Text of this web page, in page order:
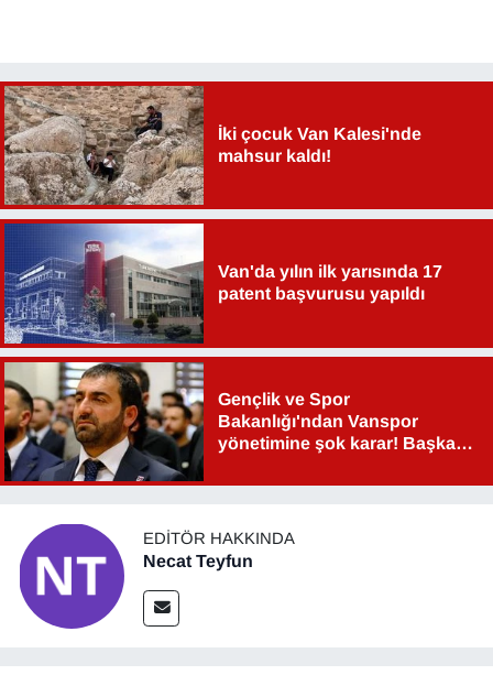
İki çocuk Van Kalesi'nde
mahsur kaldı!
Van'da yılın ilk yarısında 17
patent başvurusu yapıldı
Gençlik ve Spor
Bakanlığı'ndan Vanspor
yönetimine şok karar! Başkan
EDITÖR HAKKINDA
Necat Teyfun